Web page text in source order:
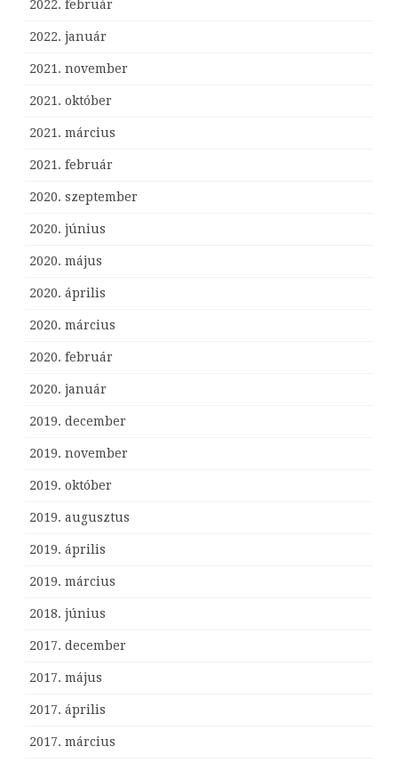
2022. február
2022. január
2021. november
2021. október
2021. március
2021. február
2020. szeptember
2020. június
2020. május
2020. április
2020. március
2020. február
2020. január
2019. december
2019. november
2019. október
2019. augusztus
2019. április
2019. március
2018. június
2017. december
2017. május
2017. április
2017. március